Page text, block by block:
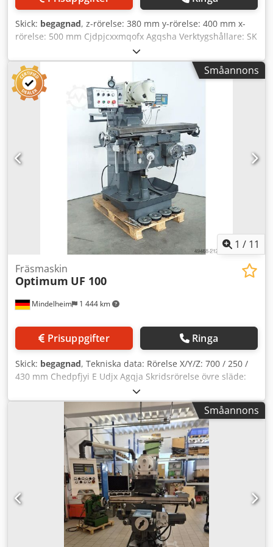
som verktyg etc. samtidigt - På begäran kan vi montera
gärna ombesörja transporten och/eller installationen.
Skick: begagnad, z-rörelse: 380 mm y-rörelse: 400 mm x-
rörelse: 500 mm Cjdpjcxxmqofx Agqsha Verktygshållare: SK
40 Vertikalhuvud, svängbart: båda sidor 90 grader
Bordstorlek (LxB): 700x425 mm Platsbehov ca.: 2x2x2 m
Pinolslag: 60 mm Spårbredd: 14H7 mm Spåravstånd: 63
mm Maskinvikt ca.: 2 t Total effektbehov: 10 kW
Varvtalsområde för drivna verktyg: 5 - 3000 varv/min
Maximal last: 250 kg Fastspänningsspår: 6 Drivkraft -
frässpindel: 5,5 kW
Småannons
1 / 11
Mindelheim 1 444 km
Fräsmaskin
Optimum UF 100
Prisuppgifter Ringa
Skick: begagnad, Tekniska data: Rörelse X/Y/Z: 700 / 250 /
430 mm Chedpfjyi E Udjx Agqja Skridsrörelse övre släde:
630 mm Spindelvarvtal: 45 - 1660 varv/min
Spindelupptagning: SK 40 Styrning: konventionell Matning
bord: 24 - 402 mm/min Fräshuvud vridbart: 360°
Bordstorlek: 1120 x 260 mm Spindeldrift: 2,2 kW Totalt
effektbehov: 2,4 kVA Mått (BxDxH), ca.: 1600 x 1700 x 1700
mm Vikt, ca.: 1200 kg Utrustning: - Digital avläsning -
Maskinlampa - Kylvätskesystem - Maskinfötter
Småannons